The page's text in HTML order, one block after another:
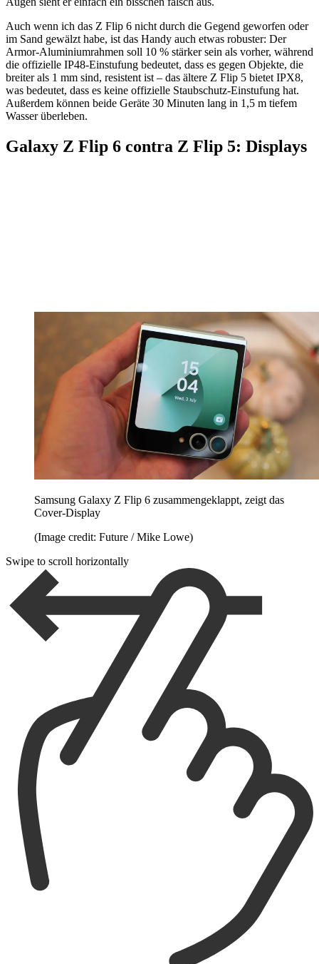
Auch wenn ich das Z Flip 6 nicht durch die Gegend geworfen oder
im Sand gewälzt habe, ist das Handy auch etwas robuster: Der
Armor-Aluminiumrahmen soll 10 % stärker sein als vorher, während
die offizielle IP48-Einstufung bedeutet, dass es gegen Objekte, die
breiter als 1 mm sind, resistent ist – das ältere Z Flip 5 bietet IPX8,
was bedeutet, dass es keine offizielle Staubschutz-Einstufung hat.
Außerdem können beide Geräte 30 Minuten lang in 1,5 m tiefem
Wasser überleben.
Galaxy Z Flip 6 contra Z Flip 5: Displays
Samsung Galaxy Z Flip 6 zusammengeklappt, zeigt das
Cover-Display
(Image credit: Future / Mike Lowe)
Swipe to scroll horizontally